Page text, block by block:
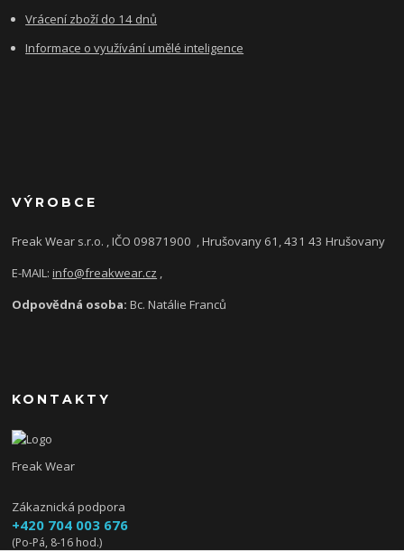
Vrácení zboží do 14 dnů
Informace o využívání umělé inteligence
VÝROBCE
Freak Wear s.r.o. , IČO 09871900 , Hrušovany 61, 431 43 Hrušovany
E-MAIL:info@freakwear.cz ,
Odpovědná osoba:Bc. Natálie Franců
KONTAKTY
Freak Wear
Zákaznická podpora
+420 704 003 676
(Po-Pá, 8-16 hod.)